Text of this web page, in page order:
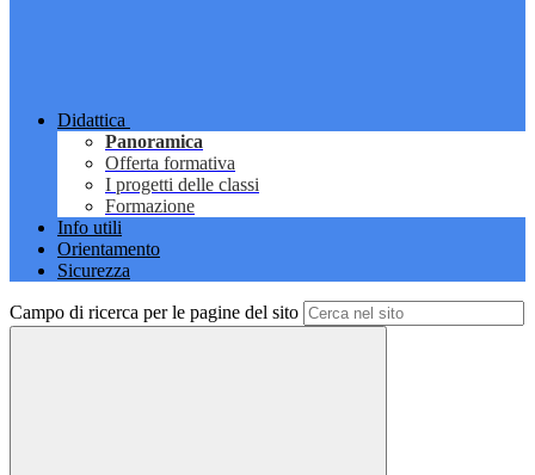
Didattica
Panoramica
Offerta formativa
I progetti delle classi
Formazione
Info utili
Orientamento
Sicurezza
Campo di ricerca per le pagine del sito